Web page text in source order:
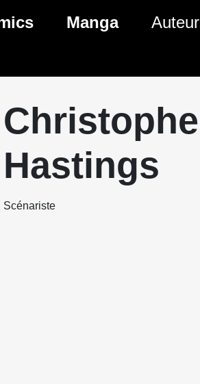
BD
Comics
Manga
Genres Manga
Hastings
Scénariste